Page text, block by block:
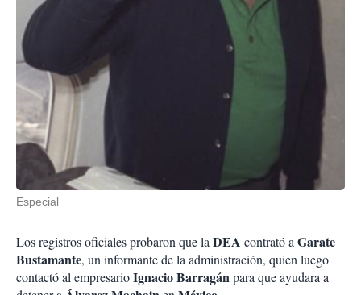
Especial
Los registros oficiales probaron que la DEA contrató a Garate
Bustamante, un informante de la administración, quien luego
contactó al empresarioIgnacio Barragánpara que ayudara a